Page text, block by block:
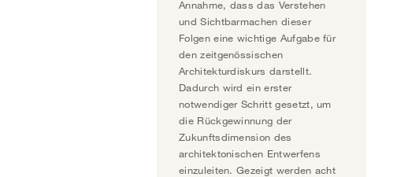
Annahme, dass das Verstehen
und Sichtbarmachen dieser
Folgen eine wichtige Aufgabe für
den zeitgenössischen
Architekturdiskurs darstellt.
Dadurch wird ein erster
notwendiger Schritt gesetzt, um
die Rückgewinnung der
Zukunftsdimension des
architektonischen Entwerfens
einzuleiten. Gezeigt werden acht